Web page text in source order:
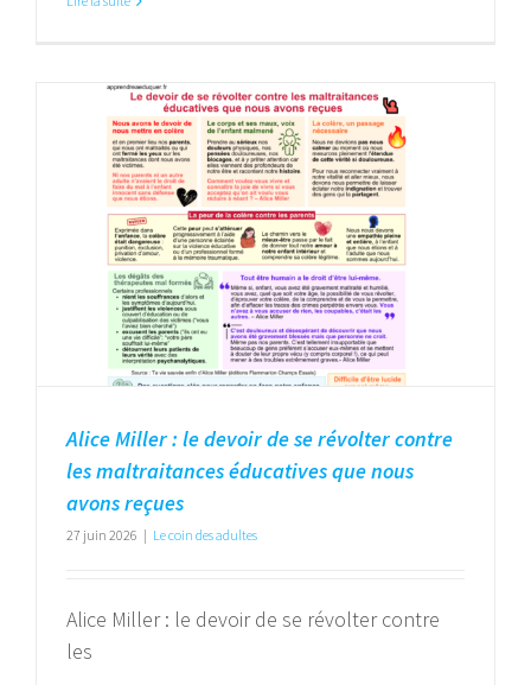
Alice Miller : le devoir de se révolter contre
les maltraitances éducatives que nous
avons reçues
27 juin 2026 | Le coin des adultes
Alice Miller : le devoir de se révolter contre
les